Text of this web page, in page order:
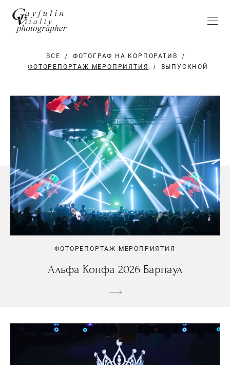
ВСЕ
ФОТОГРАФ НА КОРПОРАТИВ
ФОТОРЕПОРТАЖ МЕРОПРИЯТИЯ
ВЫПУСКНОЙ
ФОТОРЕПОРТАЖ МЕРОПРИЯТИЯ
Альфа Конфа 2026 Барнаул